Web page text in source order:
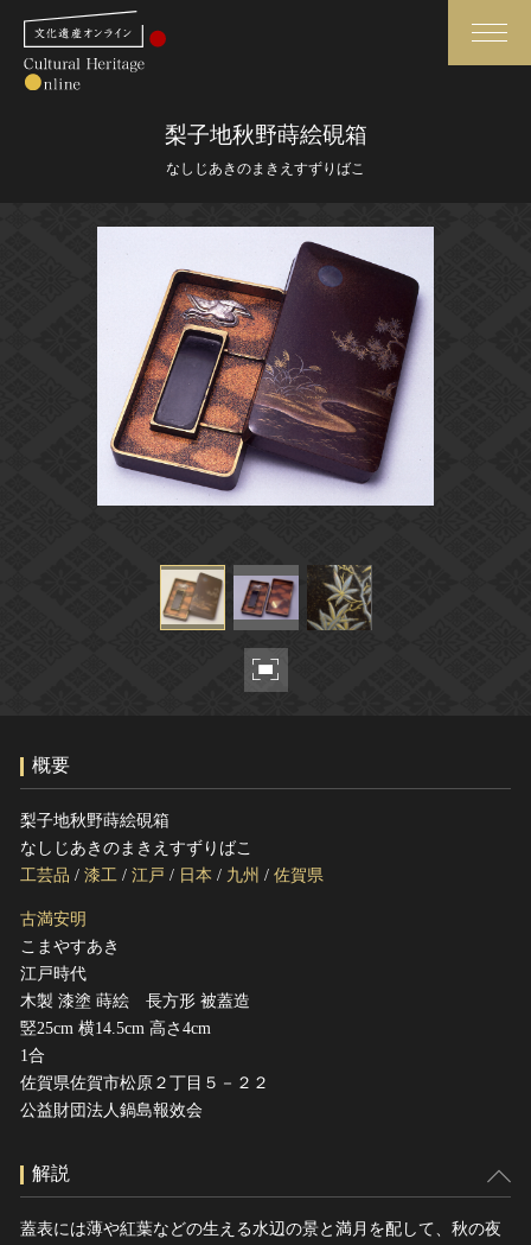
さらに詳細検索
さらに詳細検索
カテゴリで見る
世界遺産と無形文化遺産
全国の美術館・博物館
媒体資料・関連記事等
博物館、美術館の皆さまへ
文化庁よりご挨拶
今月のみどころ
お知らせ一覧
このサイトについて
関連サイトリンク
サイトマップ
サイトのご意見はこちら
文化遺産データベース
国指定文化財等データベース
梨子地秋野蒔絵硯箱
なしじあきのまきえすずりばこ
概要
梨子地秋野蒔絵硯箱
なしじあきのまきえすずりばこ
工芸品 / 漆工 / 江戸 / 日本 / 九州 / 佐賀県
古満安明
こまやすあき
江戸時代
木製 漆塗 蒔絵 長方形 被蓋造
竪25cm 横14.5cm 高さ4cm
1合
佐賀県佐賀市松原２丁目５－２２
公益財団法人鍋島報效会
解説
蓋表には薄や紅葉などの生える水辺の景と満月を配して、秋の夜